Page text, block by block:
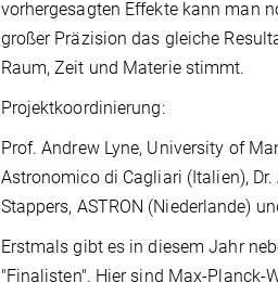
vorhergesagten Effekte kann man
großer Präzision das gleiche
Raum, Zeit und Materie stimmt.
Projektkoordinierung:
Prof. Andrew Lyne, University of
Astronomico di Cagliari (Italien),
Stappers, ASTRON (Niederlande)
Erstmals gibt es in diesem Jahr
"Finalisten". Hier sind Max-Planck-